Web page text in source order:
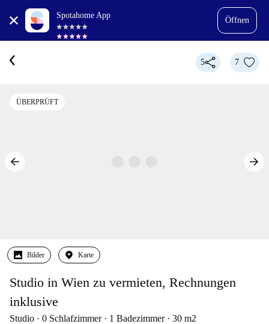
Spotahome App
Öffnen
5 7
ÜBERPRÜFT
Bilder Karte
Studio in Wien zu vermieten, Rechnungen
inklusive
Studio 0 Schlafzimmer 1 Badezimmer 30 m2